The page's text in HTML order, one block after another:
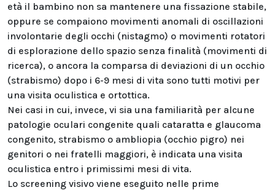
età il bambino non sa mantenere una fissazione stabile,
oppure se compaiono movimenti anomali di oscillazioni
involontarie degli occhi (nistagmo) o movimenti rotatori
di esplorazione dello spazio senza finalità (movimenti di
ricerca), o ancora la comparsa di deviazioni di un occhio
(strabismo) dopo i 6-9 mesi di vita sono tutti motivi per
una visita oculistica e ortottica.
Nei casi in cui, invece, vi sia una familiarità per alcune
patologie oculari congenite quali cataratta e glaucoma
congenito, strabismo o ambliopia (occhio pigro) nei
genitori o nei fratelli maggiori, è indicata una visita
oculistica entro i primissimi mesi di vita.
Lo screening visivo viene eseguito nelle prime